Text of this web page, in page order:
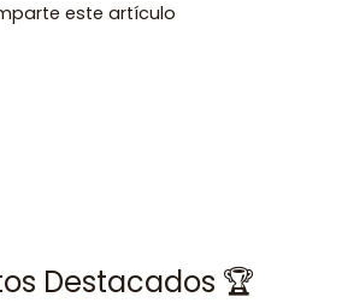
este artículo
Destacados 🏆